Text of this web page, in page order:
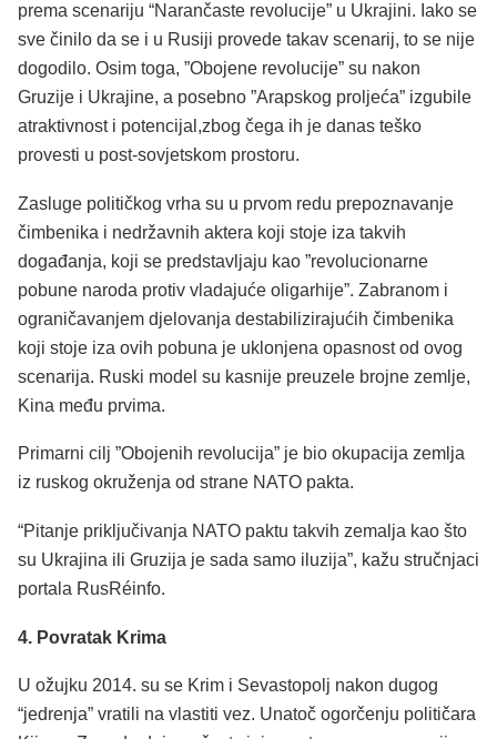
prema scenariju “Narančaste revolucije” u Ukrajini. Iako se
sve činilo da se i u Rusiji provede takav scenarij, to se nije
dogodilo. Osim toga, ”Obojene revolucije” su nakon
Gruzije i Ukrajine, a posebno ”Arapskog proljeća” izgubile
atraktivnost i potencijal,zbog čega ih je danas teško
provesti u post-sovjetskom prostoru.
Zasluge političkog vrha su u prvom redu prepoznavanje
čimbenika i nedržavnih aktera koji stoje iza takvih
događanja, koji se predstavljaju kao ”revolucionarne
pobune naroda protiv vladajuće oligarhije”. Zabranom i
ograničavanjem djelovanja destabilizirajućih čimbenika
koji stoje iza ovih pobuna je uklonjena opasnost od ovog
scenarija. Ruski model su kasnije preuzele brojne zemlje,
Kina među prvima.
Primarni cilj ”Obojenih revolucija” je bio okupacija zemlja
iz ruskog okruženja od strane NATO pakta.
“Pitanje priključivanja NATO paktu takvih zemalja kao što
su Ukrajina ili Gruzija je sada samo iluzija”, kažu stručnjaci
portala RusRéinfo.
4. Povratak Krima
U ožujku 2014. su se Krim i Sevastopolj nakon dugog
“jedrenja” vratili na vlastiti vez. Unatoč ogorčenju političara